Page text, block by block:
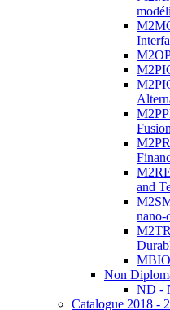
Fusion
and
nano-
Non
ND -
Catalogue 2018 -